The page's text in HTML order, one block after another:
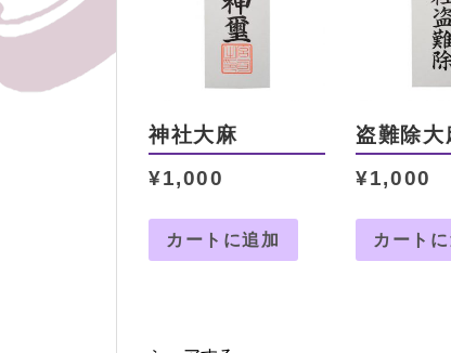
神社大麻
¥1,000
カートに追加
盗難除大
¥1,000
カート